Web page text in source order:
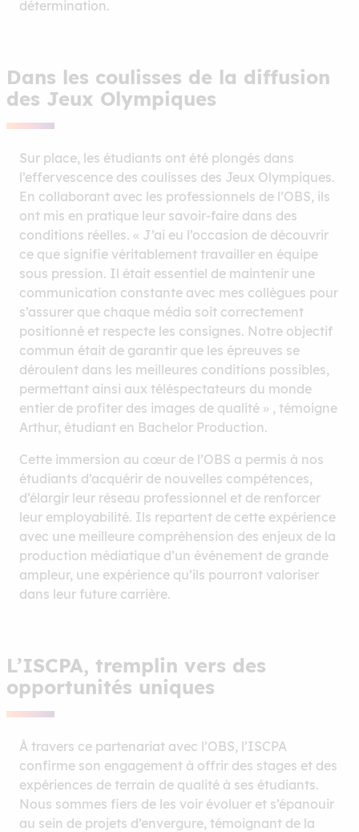
détermination.
Dans les coulisses de la diffusion
des Jeux Olympiques
Sur place, les étudiants ont été plongés dans
l’effervescence des coulisses des Jeux Olympiques.
En collaborant avec les professionnels de l’OBS, ils
ont mis en pratique leur savoir-faire dans des
conditions réelles. « J’ai eu l’occasion de découvrir
ce que signifie véritablement travailler en équipe
sous pression. Il était essentiel de maintenir une
communication constante avec mes collègues pour
s’assurer que chaque média soit correctement
positionné et respecte les consignes. Notre objectif
commun était de garantir que les épreuves se
déroulent dans les meilleures conditions possibles,
permettant ainsi aux téléspectateurs du monde
entier de profiter des images de qualité » , témoigne
Arthur, étudiant en Bachelor Production.
Cette immersion au cœur de l’OBS a permis à nos
étudiants d’acquérir de nouvelles compétences,
d’élargir leur réseau professionnel et de renforcer
leur employabilité. Ils repartent de cette expérience
avec une meilleure compréhension des enjeux de la
production médiatique d’un événement de grande
ampleur, une expérience qu’ils pourront valoriser
dans leur future carrière.
L’ISCPA, tremplin vers des
opportunités uniques
À travers ce partenariat avec l’OBS, l’ISCPA
confirme son engagement à offrir des stages et des
expériences de terrain de qualité à ses étudiants.
Nous sommes fiers de les voir évoluer et s’épanouir
au sein de projets d’envergure, témoignant de la